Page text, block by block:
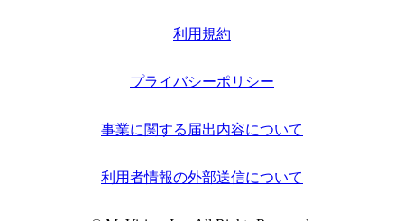
利用規約
プライバシーポリシー
事業に関する届出内容について
利用者情報の外部送信について